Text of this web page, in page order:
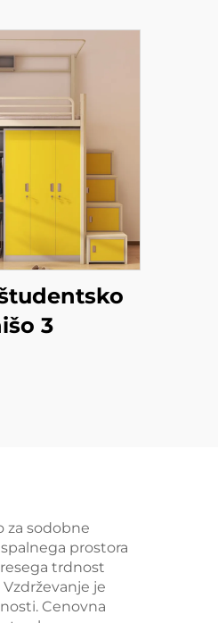
3
za sodobne
prostora
trdnost
je
Cenovna